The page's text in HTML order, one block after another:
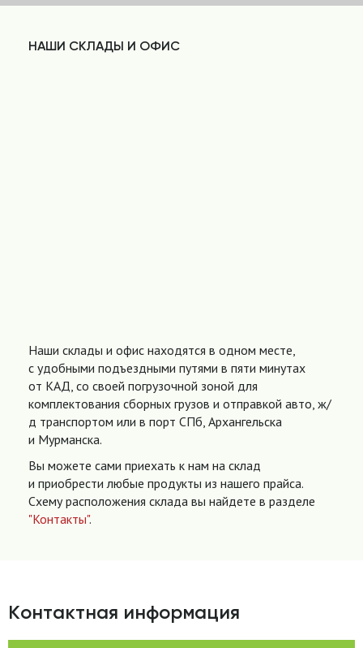
НАШИ СКЛАДЫ И ОФИС
Наши склады и офис находятся в одном месте,
с удобными подъездными путями в пяти минутах
от КАД, со своей погрузочной зоной для
комплектования сборных грузов и отправкой авто, ж/
д транспортом или в порт СПб, Архангельска
и Мурманска.
Вы можете сами приехать к нам на склад
и приобрести любые продукты из нашего прайса.
Схему расположения склада вы найдете в разделе
"Контакты".
Контактная информация